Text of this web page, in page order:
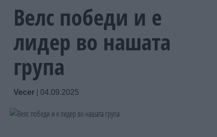
Велс победи и е
лидер во нашата
група
Vecer 04.09.2025